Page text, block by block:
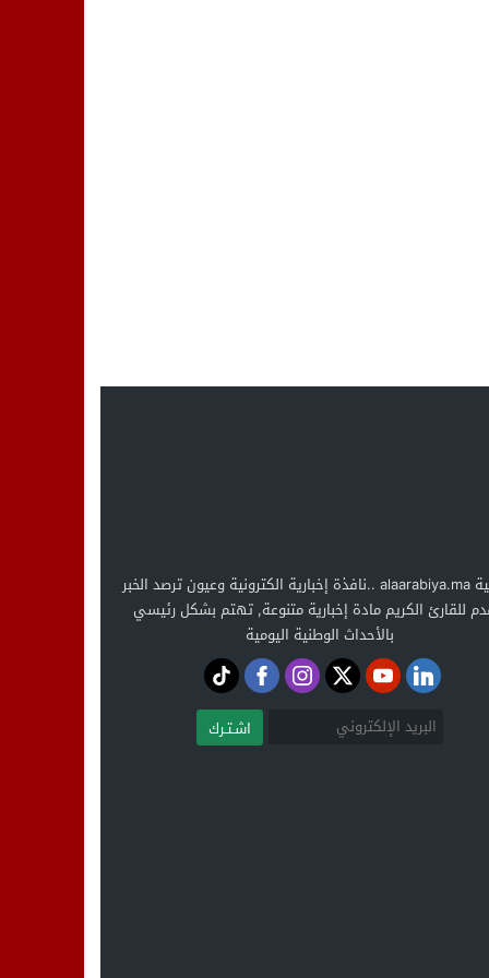
العربية alaarabiya.ma ..نافذة إخبارية الكترونية وعيون ترصد الخبر
للقارئ الكريم مادة إخبارية متنوعة, تهتم بشكل رئيسي
بالأحداث الوطنية اليومية
اشـتـرك